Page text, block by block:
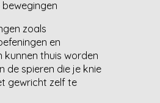
zoals
en
kunnen thuis worden
de spieren die je knie
gewricht zelf te